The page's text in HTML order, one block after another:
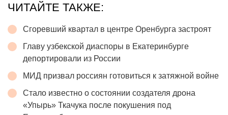
ЧИТАЙТЕ ТАКЖЕ:
Сгоревший квартал в центре Оренбурга застроят
Главу узбекской диаспоры в Екатеринбурге
депортировали из России
МИД призвал россиян готовиться к затяжной войне
Стало известно о состоянии создателя дрона
«Упырь» Ткачука после покушения под